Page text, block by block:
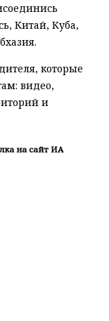
Китай, Куба,
которые
видео,
и
на сайт ИА